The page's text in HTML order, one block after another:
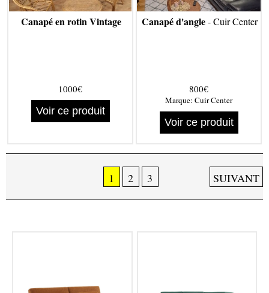
Canapé en rotin Vintage
1000€
Voir ce produit
Canapé d'angle- Cuir Center
800€
Marque: Cuir Center
Voir ce produit
1 2 3 SUIVANT